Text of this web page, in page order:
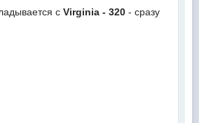
сVirginia - 320 - сразу